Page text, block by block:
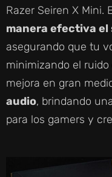
Razer Seiren X Mini.
manera efectiva el
asegurando que tu
minimizando el
mejora en gran
audio, brindando
para los gamers y